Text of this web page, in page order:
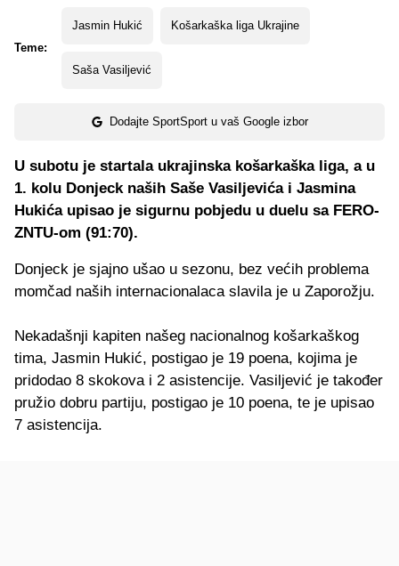
Teme:
Jasmin Hukić Košarkaška liga Ukrajine
Saša Vasiljević
Dodajte SportSport u vaš Google izbor
U subotu je startala ukrajinska košarkaška liga, a u
1. kolu Donjeck naših Saše Vasiljevića i Jasmina
Hukića upisao je sigurnu pobjedu u duelu sa FERO-
ZNTU-om (91:70).
Donjeck je sjajno ušao u sezonu, bez većih problema
momčad naših internacionalaca slavila je u Zaporožju.
Nekadašnji kapiten našeg nacionalnog košarkaškog
tima, Jasmin Hukić, postigao je 19 poena, kojima je
pridodao 8 skokova i 2 asistencije. Vasiljević je također
pružio dobru partiju, postigao je 10 poena, te je upisao
7 asistencija.